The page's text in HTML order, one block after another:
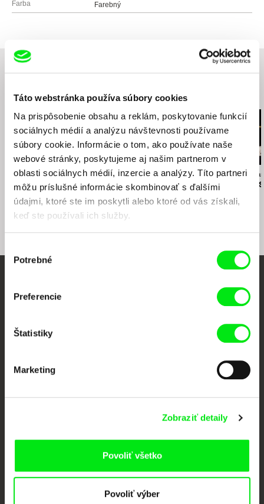
Táto webstránka používa súbory cookies
Na prispôsobenie obsahu a reklám, poskytovanie funkcií
sociálnych médií a analýzu návštevnosti používame
súbory cookie. Informácie o tom, ako používate naše
webové stránky, poskytujeme aj našim partnerom v
oblasti sociálnych médií, inzercie a analýzy. Títo partneri
môžu príslušné informácie skombinovať s ďalšími
údajmi, ktoré ste im poskytli alebo ktoré od vás získali,
keď ste používali ich služby.
súhlasu
Potrebné
Preferencie
Štatistiky
Marketing
Zobraziť detaily
Povoliť všetko
Povoliť výber
Farba
Farebný
Súvisiace filmy (18)
Salomé Jashi
Skrotená záhrada
Marta Kovářová
Svet podľa môjho tatka
Alireza
Zlomené
európskych festivalov dokumentárneho filmu združených pod Doc Alliance.
Millennium Docs